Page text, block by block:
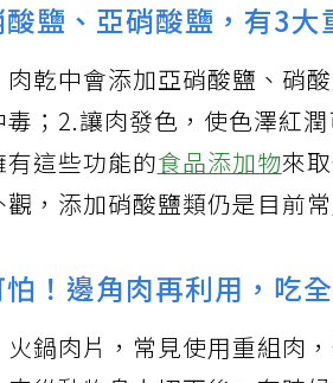
鹽、亞硝酸鹽，有3大
肉乾中會添加亞硝酸鹽、硝
毒；2.讓肉發色，使色澤紅
有這些功能的食品添加物來
，添加硝酸鹽類仍是目前
！邊角肉再利用，吃
火鍋肉片，常見使用重組肉